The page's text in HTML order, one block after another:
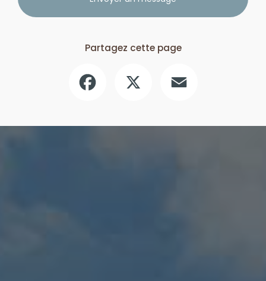
Partagez cette page